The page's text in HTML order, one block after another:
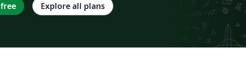
Explore all plans